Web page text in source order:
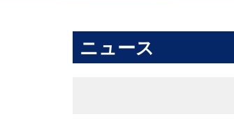
ニュース